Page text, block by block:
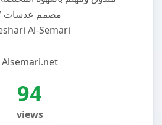
/ مصمم عدسات
Al-Semari
Alsemari.net
94
views